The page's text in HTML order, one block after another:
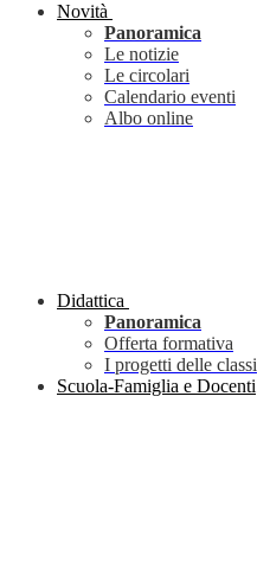
Novità
Panoramica
Le notizie
Le circolari
Calendario eventi
Albo online
Didattica
Panoramica
Offerta formativa
I progetti delle classi
Scuola-Famiglia e Docenti